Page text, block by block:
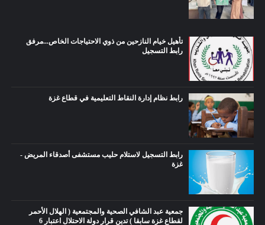
تأهيل خيام النازحين من ذوي الاحتياجات الخاص...مرفق
رابط التسجيل
رابط نظام إدارة النقاط التعليمية في قطاع غزة
رابط التسجيل لاستلام حليب مستشفى أصدقاء المريض -
غزة
جمعية عبد الشافي الصحية والمجتمعية ( الهلال الأحمر
لقطاع غزة سابقا ) تدين قرار دولة الاحتلال اعتبار 6